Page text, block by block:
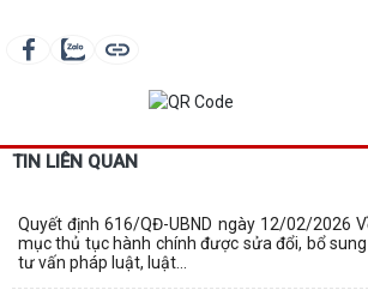
TIN LIÊN QUAN
Quyết định 616/QĐ-UBND ngày 12/02/2026
mục thủ tục hành chính được sửa đổi, bổ
tư vấn pháp luật, luật...